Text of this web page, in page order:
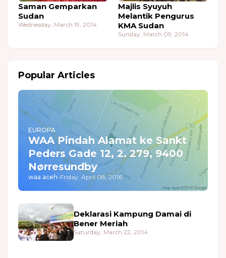
Saman Gemparkan
Sudan
Wednesday, March 19, 2014
Majlis Syuyuh
Melantik Pengurus
KMA Sudan
Sunday, March 09, 2014
Popular Articles
EUROPA
WAA Pindah Alamat ke Sankt
Peders Gade 12, 2. 279, 9400
Nørresundby
waa aceh-Friday, April 08, 2016
Deklarasi Kampung Damai di
Bener Meriah
Saturday, March 22, 2014